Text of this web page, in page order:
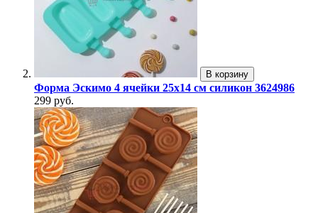
В корзину
Форма Эскимо 4 ячейки 25х14 см силикон 3624986
299 руб.